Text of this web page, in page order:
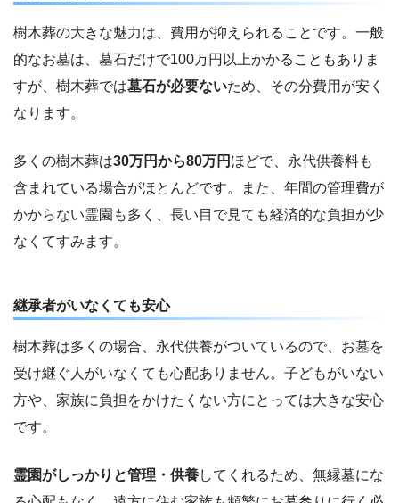
樹木葬の大きな魅力は、費用が抑えられることです。一般
的なお墓は、墓石だけで100万円以上かかることもありま
すが、樹木葬では墓石が必要ないため、その分費用が安く
なります。
多くの樹木葬は30万円から80万円 ほどで、永代供養料も
含まれている場合がほとんどです。また、年間の管理費が
かからない霊園も多く、長い目で見ても経済的な負担が少
なくてすみます。
継承者がいなくても安心
樹木葬は多くの場合、永代供養がついているので、お墓を
受け継ぐ人がいなくても心配ありません。子どもがいない
方や、家族に負担をかけたくない方にとっては大きな安心
です。
霊園がしっかりと管理・供養してくれるため、無縁墓にな